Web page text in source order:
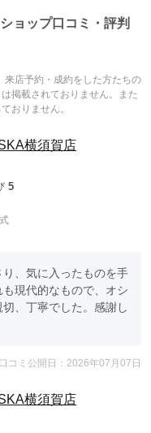
ョップ口コミ・評判
店予約・成約をした方たちの
掲載されておりません。また
おりません。
横須賀店
5
、気に入ったものを手
現代的なもので、オシ
、丁寧でした。感謝し
口コミ公開日：2026年07月07日
横須賀店